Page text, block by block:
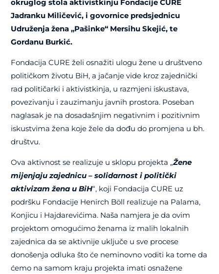
okruglog stola aktivistkinju Fondacije CURE
Jadranku Miličević, i govornice predsjednicu
Udruženja žena „Pašinke“ Mersihu Skejić, te
Gordanu Burkić.
Fondacija CURE želi osnažiti ulogu žene u društveno
političkom životu BiH, a jačanje vide kroz zajednički
rad političarki i aktivistkinja, u razmjeni iskustava,
povezivanju i zauzimanju javnih prostora. Poseban
naglasak je na dosadašnjim negativnim i pozitivnim
iskustvima žena koje žele da dođu do promjena u bh.
društvu.
Ova aktivnost se realizuje u sklopu projekta „Žene
mijenjaju zajednicu – solidarnost i politički
aktivizam žena u BiH“, koji Fondacija CURE uz
podršku Fondacije Henirch Böll realizuje na Palama,
Konjicu i Hajdarevićima. Naša namjera je da ovim
projektom omogućimo ženama iz malih lokalnih
zajednica da se aktivnije uključe u sve procese
donošenja odluka što će neminovno voditi ka tome da
ćemo na samom kraju projekta imati osnažene